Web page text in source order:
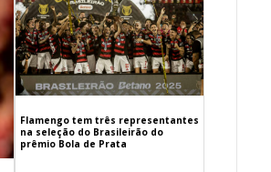
Flamengo tem três representantes
na seleção do Brasileirão do
prêmio Bola de Prata